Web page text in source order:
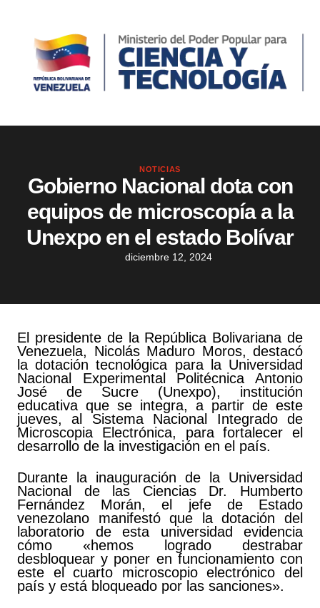
NOTICIAS
Gobierno Nacional dota con
equipos de microscopía a la
Unexpo en el estado Bolívar
diciembre 12, 2024
El presidente de la República Bolivariana de
Venezuela, Nicolás Maduro Moros, destacó
la dotación tecnológica para la Universidad
Nacional Experimental Politécnica Antonio
José de Sucre (Unexpo), institución
educativa que se integra, a partir de este
jueves, al Sistema Nacional Integrado de
Microscopia Electrónica, para fortalecer el
desarrollo de la investigación en el país.
Durante la inauguración de la Universidad
Nacional de las Ciencias Dr. Humberto
Fernández Morán, el jefe de Estado
venezolano manifestó que la dotación del
laboratorio de esta universidad evidencia
cómo «hemos logrado destrabar
desbloquear y poner en funcionamiento con
este el cuarto microscopio electrónico del
país y está bloqueado por las sanciones».